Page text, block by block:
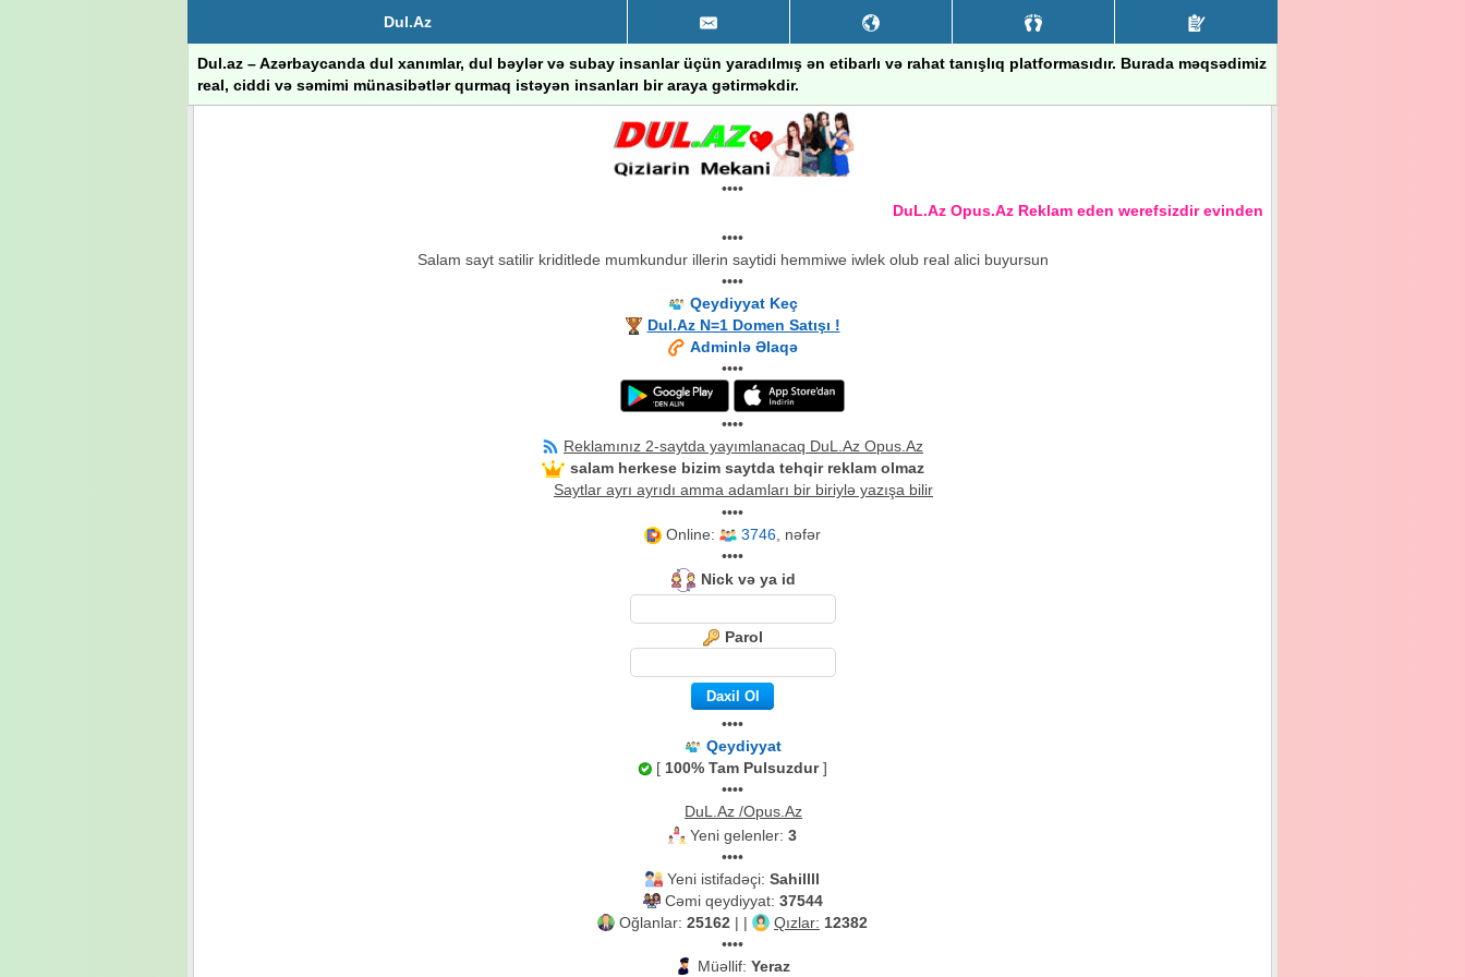
Dul.Az
Dul.az – Azərbaycanda dul xanımlar, dul bəylər və subay insanlar üçün yaradılmış ən etibarlı və rahat tanışlıq platformasıdır. Burada məqsədimiz
real, ciddi və səmimi münasibətlər qurmaq istəyən insanları bir araya gətirməkdir.
••••
DuL.Az Opus.Az Reklam eden werefsizdir evinden xeberi olmayandir
••••
Salam sayt satilir kriditlede mumkundur illerin saytidi hemmiwe iwlek olub real alici buyursun
••••
Qeydiyyat Keç
Dul.Az N=1 Domen Satışı !
Adminlə Əlaqə
••••
••••
Reklamınız 2-saytda yayımlanacaq DuL.Az Opus.Az
salam herkese bizim saytda tehqir reklam olmaz
Saytlar ayrı ayrıdı amma adamları bir biriylə yazışa bilir
••••
Online:
3746, nəfər
••••
Nick və ya id
Parol
••••
Qeydiyyat
[ 100% Tam Pulsuzdur]
••••
DuL.Az /Opus.Az
Yeni gelenler: 3
••••
Yeni istifadəçi: Sahillll
Cəmi qeydiyyat: 37544
Oğlanlar: 25162 | | Qızlar: 12382
••••
Müəllif: Yeraz